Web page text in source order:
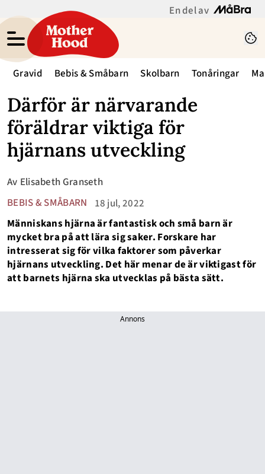
En del av
Gravid Bebis & Småbarn Skolbarn Tonåringar
Därför är närvarande
föräldrar viktiga för
hjärnans utveckling
BEBIS & SMÅBARN 18 jul, 2022
Av Elisabeth Granseth
Människans hjärna är fantastisk och små barn är
mycket bra på att lära sig saker. Forskare har
intresserat sig för vilka faktorer som påverkar
hjärnans utveckling. Det här menar de är viktigast för
att barnets hjärna ska utvecklas på bästa sätt.
Annons